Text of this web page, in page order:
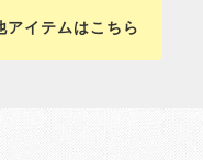
イテムはこちら